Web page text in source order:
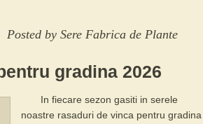
Posted by Sere Fabrica de Plante
gradina 2026
In fiecare sezon gasiti in serele
noastre rasaduri de vinca pentru gradina